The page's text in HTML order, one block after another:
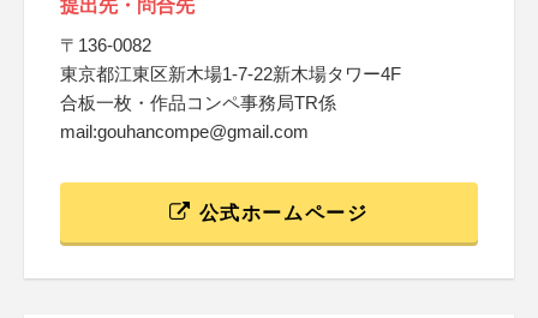
提出先・問合先
〒136-0082
東京都江東区新木場1-7-22新木場タワー4F
合板一枚・作品コンペ事務局TR係
mail:gouhancompe@gmail.com
公式ホームページ